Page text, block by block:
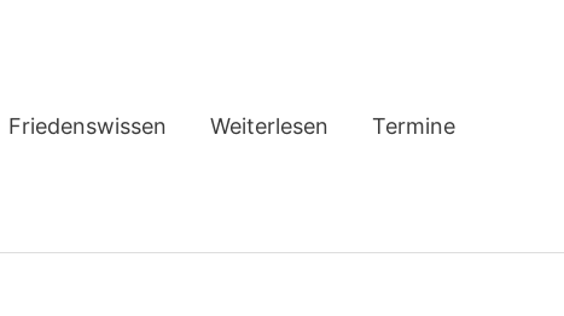
Friedenswissen Weiterlesen Termine